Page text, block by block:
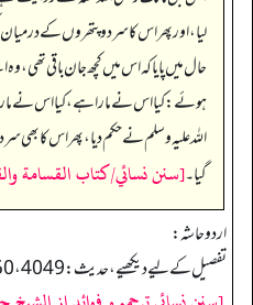
لیا، اور پھر اس کا سر دو پتھروں کے
حال میں پایا کہ اس میں کچھ جان باقی تھی،
ہوئے: کیا اس نے مارا ہے، کیا اس نے
اللہ علیہ وسلم نے حکم دیا، پھر اس کا بھی
گیا۔[سنن نسائي/كتاب القسامة
اردو حاشہ:
تفصیل کے لیے دیکھیے، حدیث: 4049، 4050۔